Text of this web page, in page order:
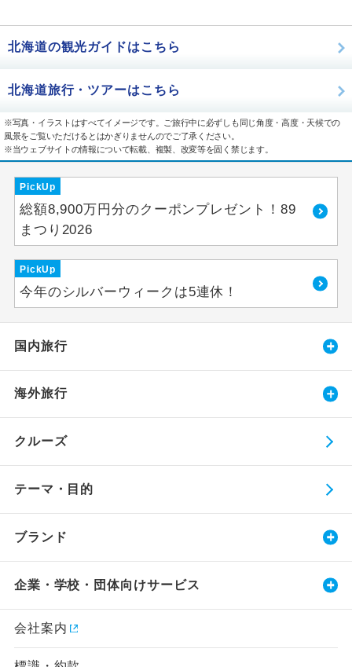
北海道の観光ガイドはこちら
北海道旅行・ツアーはこちら
※写真・イラストはすべてイメージです。ご旅行中に必ずしも同じ角度・高度・天候での
風景をご覧いただけるとはかぎりませんのでご了承ください。
※当ウェブサイトの情報について転載、複製、改変等を固く禁じます。
PickUp
総額8,900万円分のクーポンプレゼント！89
まつり2026
PickUp
今年のシルバーウィークは5連休！
国内旅行
海外旅行
クルーズ
テーマ・目的
ブランド
企業・学校・団体向けサービス
会社案内